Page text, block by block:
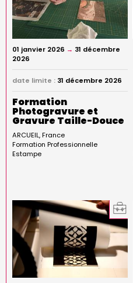
01 janvier 2026 → 31 décembre
2026
date limite : 31 décembre 2026
Formation
Photogravure et
Gravure Taille-Douce
ARCUEIL France
Formation Professionnelle
Estampe